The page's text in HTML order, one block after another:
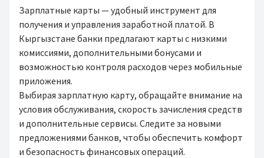
Зарплатные карты — удобный инструмент для
получения и управления заработной платой. В
Кыргызстане банки предлагают карты с низкими
комиссиями, дополнительными бонусами и
возможностью контроля расходов через мобильные
приложения.
Выбирая зарплатную карту, обращайте внимание на
условия обслуживания, скорость зачисления средств
и дополнительные сервисы. Следите за новыми
предложениями банков, чтобы обеспечить комфорт
и безопасность финансовых операций.